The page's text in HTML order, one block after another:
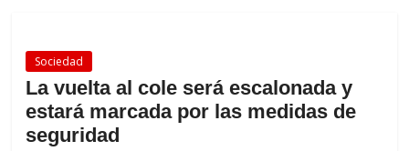
Sociedad
La vuelta al cole será escalonada y
estará marcada por las medidas de
seguridad